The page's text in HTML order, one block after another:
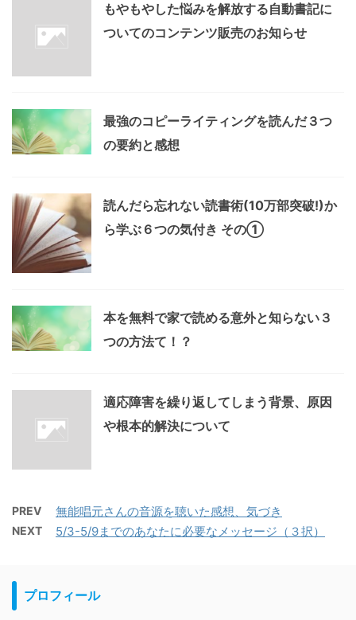
もやもやした悩みを解放する自動書記に
ついてのコンテンツ販売のお知らせ
最強のコピーライティングを読んだ３つ
の要約と感想
読んだら忘れない読書術(10万部突破!)か
ら学ぶ６つの気付き その①
本を無料で家で読める意外と知らない３
つの方法て！？
適応障害を繰り返してしまう背景、原因
や根本的解決について
PREV 無能唱元さんの音源を聴いた感想、気づき
NEXT 5/3-5/9までのあなたに必要なメッセージ（３択）
プロフィール